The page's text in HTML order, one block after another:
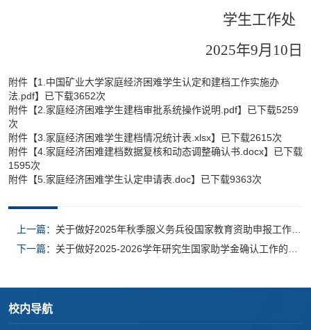
学生工作处
2025年9月10日
附件【1.中国矿业大学家庭经济困难学生认定和建档工作实施办
法.pdf】已下载3652次
附件【2.家庭经济困难学生建档审批系统操作说明.pdf】已下载5259
次
附件【3.家庭经济困难学生建档情况统计表.xlsx】已下载2615次
附件【4.家庭经济困难建档数据复核和动态调整确认书.docx】已下载
1595次
附件【5.家庭经济困难学生认定申请表.doc】已下载9363次
上一篇： 关于做好2025年秋季服义务兵役国家教育资助申报工作的
通知
下一篇： 关于做好2025-2026学年研究生国家助学金确认工作的通
校内导航